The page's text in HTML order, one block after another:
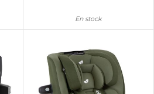
En stock